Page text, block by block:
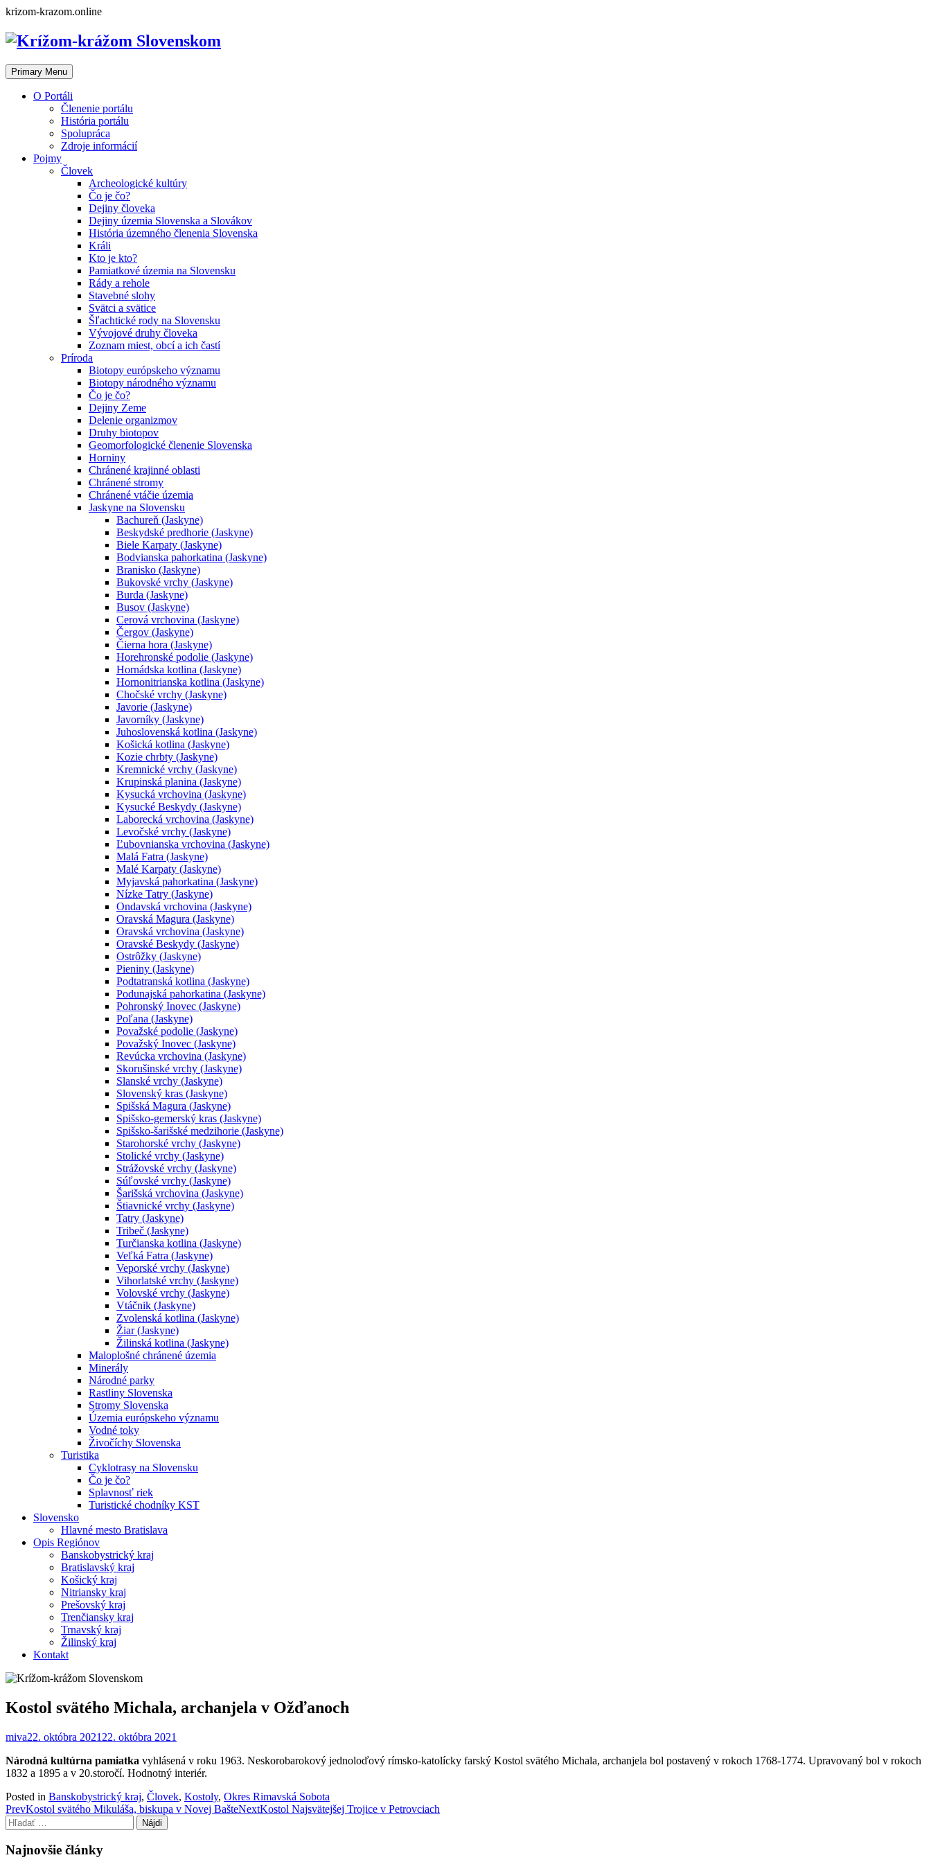
Skip
content
krizom-krazom.online
Primary Menu
O Portáli
Členenie portálu
História portálu
Spolupráca
Zdroje informácií
Pojmy
Človek
Archeologické kultúry
Čo je čo?
Dejiny človeka
Dejiny územia Slovenska a Slovákov
História územného členenia Slovenska
Králi
Kto je kto?
Pamiatkové územia na Slovensku
Rády a rehole
Stavebné slohy
Svätci a svätice
Šľachtické rody na Slovensku
Vývojové druhy človeka
Zoznam miest, obcí a ich častí
Príroda
Biotopy európskeho významu
Biotopy národného významu
Čo je čo?
Dejiny Zeme
Delenie organizmov
Druhy biotopov
Geomorfologické členenie Slovenska
Horniny
Chránené krajinné oblasti
Chránené stromy
Chránené vtáčie územia
Jaskyne na Slovensku
Bachureň (Jaskyne)
Beskydské predhorie (Jaskyne)
Biele Karpaty (Jaskyne)
Bodvianska pahorkatina (Jaskyne)
Branisko (Jaskyne)
Bukovské vrchy (Jaskyne)
Burda (Jaskyne)
Busov (Jaskyne)
Cerová vrchovina (Jaskyne)
Čergov (Jaskyne)
Čierna hora (Jaskyne)
Horehronské podolie (Jaskyne)
Hornádska kotlina (Jaskyne)
Hornonitrianska kotlina (Jaskyne)
Chočské vrchy (Jaskyne)
Javorie (Jaskyne)
Javorníky (Jaskyne)
Juhoslovenská kotlina (Jaskyne)
Košická kotlina (Jaskyne)
Kozie chrbty (Jaskyne)
Kremnické vrchy (Jaskyne)
Krupinská planina (Jaskyne)
Kysucká vrchovina (Jaskyne)
Kysucké Beskydy (Jaskyne)
Laborecká vrchovina (Jaskyne)
Levočské vrchy (Jaskyne)
Ľubovnianska vrchovina (Jaskyne)
Malá Fatra (Jaskyne)
Malé Karpaty (Jaskyne)
Myjavská pahorkatina (Jaskyne)
Nízke Tatry (Jaskyne)
Ondavská vrchovina (Jaskyne)
Oravská Magura (Jaskyne)
Oravská vrchovina (Jaskyne)
Oravské Beskydy (Jaskyne)
Ostrôžky (Jaskyne)
Pieniny (Jaskyne)
Podtatranská kotlina (Jaskyne)
Podunajská pahorkatina (Jaskyne)
Pohronský Inovec (Jaskyne)
Poľana (Jaskyne)
Považské podolie (Jaskyne)
Považský Inovec (Jaskyne)
Revúcka vrchovina (Jaskyne)
Skorušinské vrchy (Jaskyne)
Slanské vrchy (Jaskyne)
Slovenský kras (Jaskyne)
Spišská Magura (Jaskyne)
Spišsko-gemerský kras (Jaskyne)
Spišsko-šarišské medzihorie (Jaskyne)
Starohorské vrchy (Jaskyne)
Stolické vrchy (Jaskyne)
Strážovské vrchy (Jaskyne)
Súľovské vrchy (Jaskyne)
Šarišská vrchovina (Jaskyne)
Štiavnické vrchy (Jaskyne)
Tatry (Jaskyne)
Tribeč (Jaskyne)
Turčianska kotlina (Jaskyne)
Veľká Fatra (Jaskyne)
Veporské vrchy (Jaskyne)
Vihorlatské vrchy (Jaskyne)
Volovské vrchy (Jaskyne)
Vtáčnik (Jaskyne)
Zvolenská kotlina (Jaskyne)
Žiar (Jaskyne)
Žilinská kotlina (Jaskyne)
Maloplošné chránené územia
Minerály
Národné parky
Rastliny Slovenska
Stromy Slovenska
Územia európskeho významu
Vodné toky
Živočíchy Slovenska
Turistika
Cyklotrasy na Slovensku
Čo je čo?
Splavnosť riek
Turistické chodníky KST
Slovensko
Hlavné mesto Bratislava
Opis Regiónov
Banskobystrický kraj
Bratislavský kraj
Košický kraj
Nitriansky kraj
Prešovský kraj
Trenčiansky kraj
Trnavský kraj
Žilinský kraj
Kontakt
Kostol svätého Michala, archanjela v Ožďanoch
miva22. októbra 2021 22. októbra 2021
Národná kultúrna pamiatka vyhlásená v roku 1963. Neskorobarokový jednoloďový rímsko-katolícky farský Kostol svätého Michala, archanjela bol postavený v rokoch 1768-1774. Upravovaný bol v rokoch
1832 a 1895 a v 20.storočí. Hodnotný interiér.
Posted in Banskobystrický kraj, Človek, Kostoly, Okres Rimavská Sobota
Post
navigation
PrevKostol svätého Mikuláša, biskupa v Novej BašteNextKostol Najsvätejšej Trojice v Petrovciach
Hľadať:
Najnovšie články